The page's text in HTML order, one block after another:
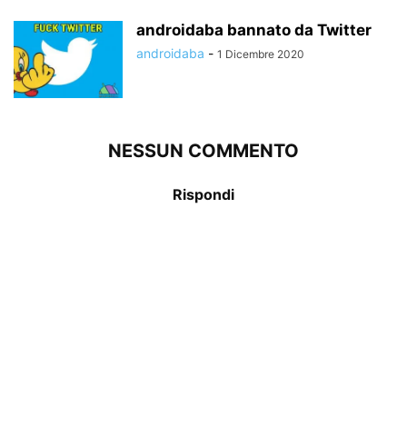
androidaba bannato da Twitter
androidaba - 1 Dicembre 2020
NESSUN COMMENTO
Rispondi